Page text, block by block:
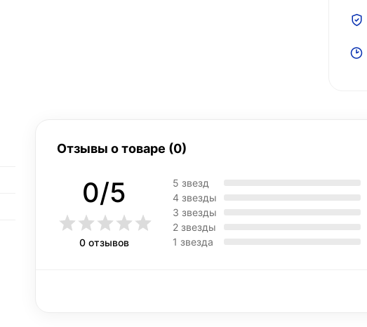
Отзывы о товаре (0)
0/5
0 отзывов
5 звезд
4 звезды
3 звезды
2 звезды
1 звезда